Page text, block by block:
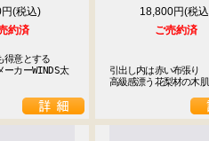
約済
得意とする
カーWINDS太
18,800円
ご売約済
引出し内は赤い布張り
高級感漂う花梨材の木肌